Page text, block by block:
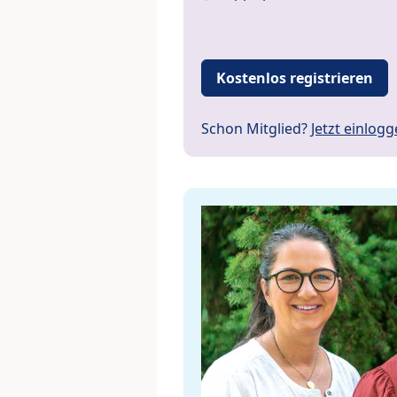
Kostenlos registrieren
Schon Mitglied? Jetzt